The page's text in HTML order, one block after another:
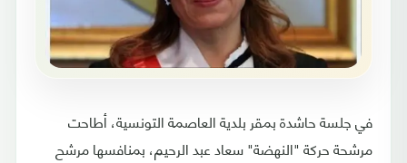
في جلسة حاشدة بمقر بلدية العاصمة التونسية، أطاحت
مرشحة حركة "النهضة" سعاد عبد الرحيم، بمنافسها مرشح